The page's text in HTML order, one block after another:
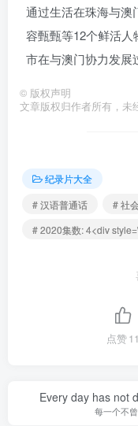
通过生活在珠海与澳
容甄甄等12个鲜活
市在与澳门协力发展
© 版权声明
文章版权归作者所有，未
纪录片大全
# 汉语普通话
# 社
# 2020集数: 4<div
点赞11
Every day has not
每一个不